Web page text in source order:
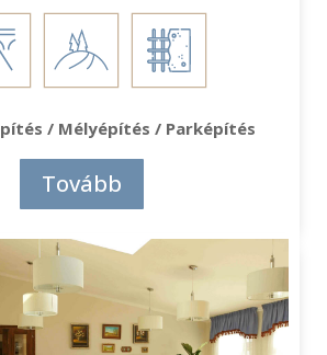
/ Mélyépítés / Parképítés
Tovább